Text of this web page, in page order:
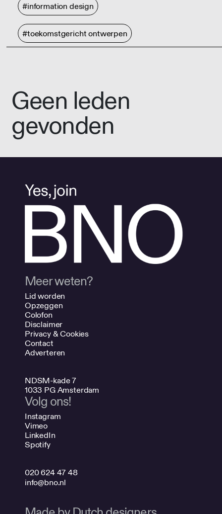
#information design
#toekomstgericht ontwerpen
Geen leden
gevonden
Meer weten?
Lid worden
Opzeggen
Colofon
Disclaimer
Privacy & Cookies
Contact
Adverteren
NDSM-kade 7
1033 PG Amsterdam
Volg ons!
Instagram
Vimeo
LinkedIn
Spotify
020 624 47 48
info@bno.nl